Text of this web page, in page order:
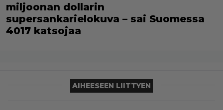
miljoonan dollarin
supersankarielokuva – sai Suomessa
4017 katsojaa
AIHEESEEN LIITTYEN